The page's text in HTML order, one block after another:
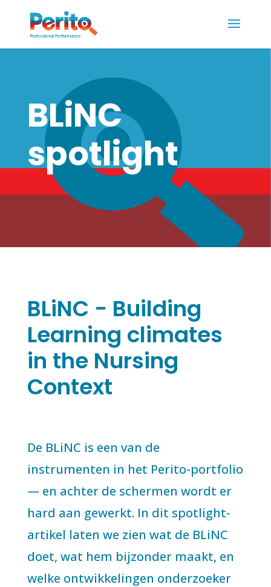
BLiNC
spotlight
BLiNC - Building
Learning climates
in the Nursing
Context
De BLiNC is een van de
instrumenten in het Perito-portfolio
— en achter de schermen wordt er
hard aan gewerkt. In dit spotlight-
artikel laten we zien wat de BLiNC
doet, wat hem bijzonder maakt, en
welke ontwikkelingen onderzoeker